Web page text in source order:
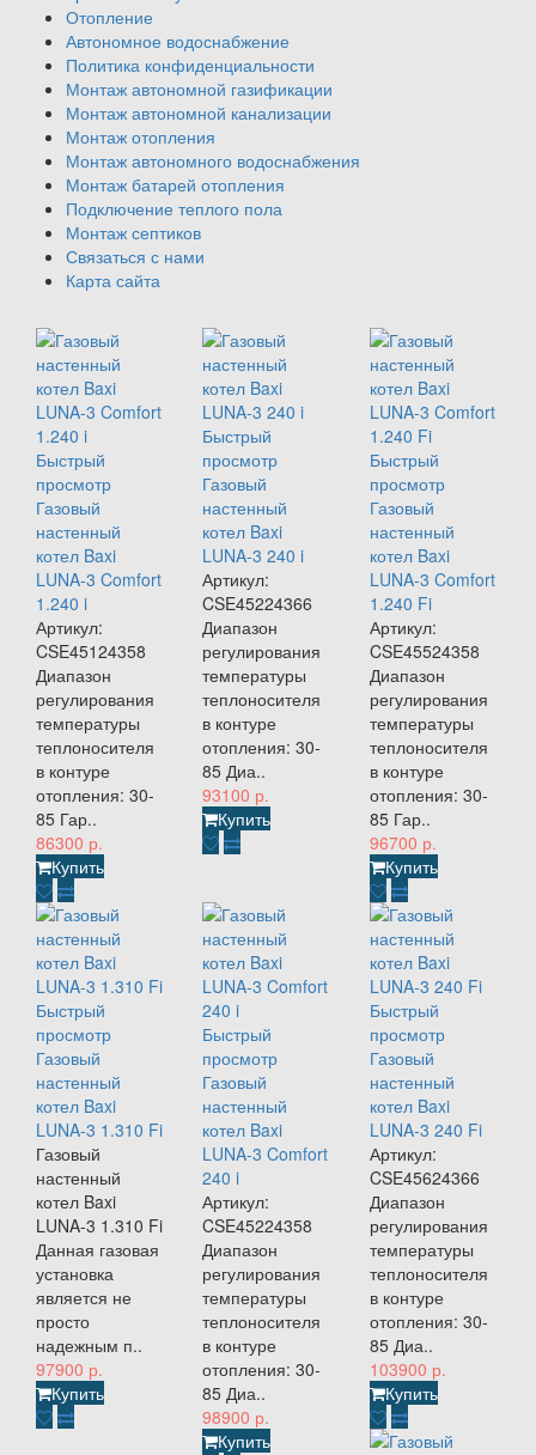
Отопление
Автономное водоснабжение
Политика конфиденциальности
Монтаж автономной газификации
Монтаж автономной канализации
Монтаж отопления
Монтаж автономного водоснабжения
Монтаж батарей отопления
Подключение теплого пола
Монтаж септиков
Связаться с нами
Карта сайта
Быстрый
просмотр
Газовый
настенный
котел Baxi
LUNA-3 Comfort
1.240 i
Артикул:
CSE45124358
Диапазон
регулирования
температуры
теплоносителя
в контуре
отопления: 30-
85 Гар..
86300 р.
Купить
Быстрый
просмотр
Газовый
настенный
котел Baxi
LUNA-3 240 i
Артикул:
CSE45224366
Диапазон
регулирования
температуры
теплоносителя
в контуре
отопления: 30-
85 Диа..
93100 р.
Купить
Быстрый
просмотр
Газовый
настенный
котел Baxi
LUNA-3 Comfort
1.240 Fi
Артикул:
CSE45524358
Диапазон
регулирования
температуры
теплоносителя
в контуре
отопления: 30-
85 Гар..
96700 р.
Купить
Быстрый
просмотр
Газовый
настенный
котел Baxi
LUNA-3 1.310 Fi
Газовый
настенный
котел Baxi
LUNA-3 1.310 Fi
Данная газовая
установка
является не
просто
надежным п..
97900 р.
Купить
Быстрый
просмотр
Газовый
настенный
котел Baxi
LUNA-3 Comfort
240 i
Артикул:
CSE45224358
Диапазон
регулирования
температуры
теплоносителя
в контуре
отопления: 30-
85 Диа..
98900 р.
Купить
Быстрый
просмотр
Газовый
настенный
котел Baxi
LUNA-3 240 Fi
Артикул:
CSE45624366
Диапазон
регулирования
температуры
теплоносителя
в контуре
отопления: 30-
85 Диа..
103900 р.
Купить